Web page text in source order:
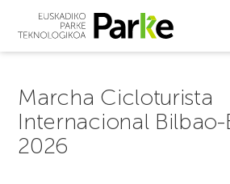
Marcha Cicloturista
Internacional
2026